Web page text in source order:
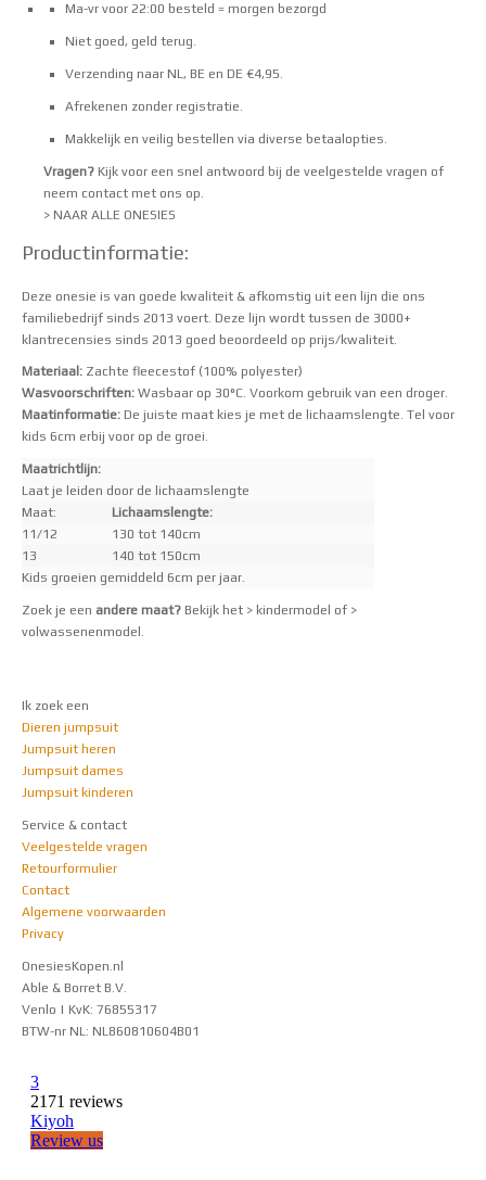
Ma-vr voor 22:00 besteld = morgen bezorgd
Niet goed, geld terug.
Verzending naar NL, BE en DE €4,95.
Afrekenen zonder registratie.
Makkelijk en veilig bestellen via diverse betaalopties.
Vragen? Kijk voor een snel antwoord bij de veelgestelde vragen of
neem contact met ons op.
> NAAR ALLE ONESIES
Productinformatie:
Deze onesie is van goede kwaliteit & afkomstig uit een lijn die ons
familiebedrijf sinds 2013 voert. Deze lijn wordt tussen de 3000+
klantrecensies sinds 2013 goed beoordeeld op prijs/kwaliteit.
Materiaal: Zachte fleecestof (100% polyester)
Wasvoorschriften: Wasbaar op 30°C. Voorkom gebruik van een droger.
Maatinformatie: De juiste maat kies je met de lichaamslengte. Tel voor
kids 6cm erbij voor op de groei.
Maatrichtlijn:
Laat je leiden door de lichaamslengte
Maat:
Lichaamslengte:
11/12
130 tot 140cm
13
140 tot 150cm
Kids groeien gemiddeld 6cm per jaar.
Zoek je een andere maat? Bekijk het > kindermodel of >
volwassenenmodel
Ik zoek een
Dieren jumpsuit
Jumpsuit heren
Jumpsuit dames
Jumpsuit kinderen
Service & contact
Veelgestelde vragen
Retourformulier
Contact
Algemene voorwaarden
Privacy
OnesiesKopen.nl
Able & Borret B.V.
Venlo | KvK: 76855317
BTW-nr NL: NL860810604B01